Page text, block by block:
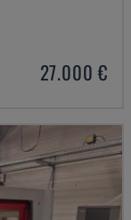
27.000 €